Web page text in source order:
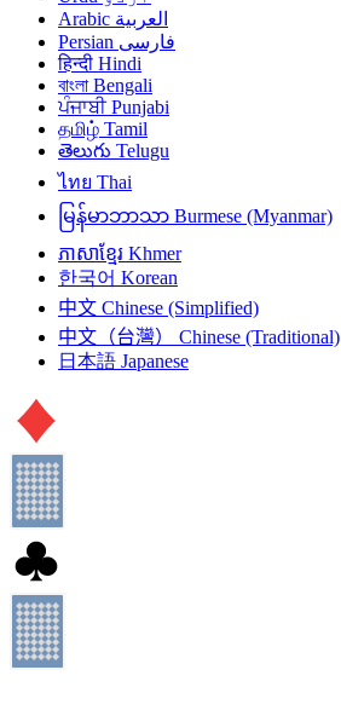
العربية Arabic
فارسی Persian
हिन्दी Hindi
বাংলা Bengali
ਪੰਜਾਬੀ Punjabi
தமிழ் Tamil
తెలుగు Telugu
ไทย Thai
မြန်မာဘာသာ Burmese (Myanmar)
ភាសាខ្មែរ Khmer
한국어 Korean
中文 Chinese (Simplified)
中文（台灣）
Chinese (Traditional)
日本語 Japanese